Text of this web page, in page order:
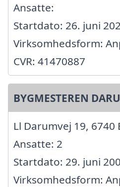
Ansatte:
Startdato: 26. juni
Virksomhedsform:
CVR: 41470887
BYGMESTEREN
Ll Darumvej 19, 6740
Ansatte: 2
Startdato: 29. juni
Virksomhedsform: